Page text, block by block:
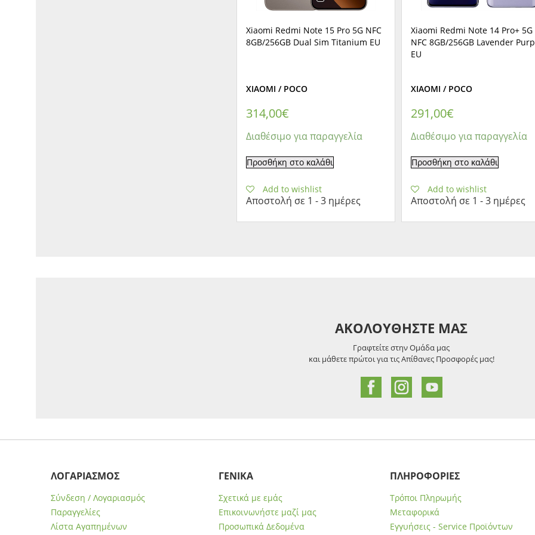
Xiaomi Redmi Note 15 Pro 5G NFC
8GB/256GB Dual Sim Titanium EU
XIAOMI / POCO
314,00€
Διαθέσιμο για παραγγελία
Προσθήκη στο καλάθι
Add to wishlist
Αποστολή σε 1 - 3 ημέρες
Xiaomi Redmi Note 14 Pro+ 5G
NFC 8GB/256GB Lavender
EU
XIAOMI / POCO
291,00€
Διαθέσιμο για παραγγελία
Προσθήκη στο καλάθι
Add to wishlist
Αποστολή σε 1 - 3 ημέρες
ΑΚΟΛΟΥΘΗΣΤΕ ΜΑΣ
Γραφτείτε στην Ομάδα μας
και μάθετε πρώτοι για τις Απίθανες Προσφορές μας!
ΛΟΓΑΡΙΑΣΜΟΣ
Σύνδεση / Λογαριασμός
Παραγγελίες
Λίστα Αγαπημένων
ΓΕΝΙΚΑ
Σχετικά με εμάς
Επικοινωνήστε μαζί μας
Προσωπικά Δεδομένα
ΠΛΗΡΟΦΟΡΙΕΣ
Τρόποι Πληρωμής
Μεταφορικά
Εγγυήσεις - Service Προϊόντων